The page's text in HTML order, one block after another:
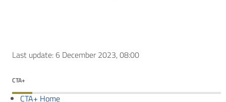
Last update: 6 December 2023, 08:00
CTA+
CTA+ Home